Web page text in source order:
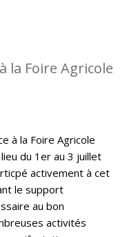
la Foire Agricole
à la Foire Agricole
du 1er au 3 juillet
activement à cet
le support
au bon
activités